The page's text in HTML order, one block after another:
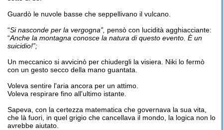
Guardò le nuvole basse che seppellivano il vulcano.
“Si nasconde per la vergogna”, pensò con lucidità agghiacciante:
“Anche la montagna conosce la natura di questo evento. È un
suicidio!”;
Un meccanico si avvicinò per chiudergli la visiera. Niki lo fermò
con un gesto secco della mano guantata.
Voleva sentire l'aria ancora per un attimo.
Voleva respirare fino all'ultimo istante.
Sapeva, con la certezza matematica che governava la sua vita,
che là fuori, in quel grigio che cancellava il mondo, la logica non lo
avrebbe aiutato.